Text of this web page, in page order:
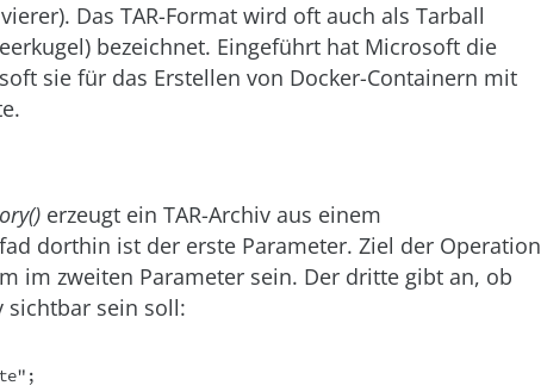
Das TAR-Format wird oft auch als Tarball
bezeichnet. Eingeführt hat Microsoft die
sie für das Erstellen von Docker-Containern mit
erzeugt ein TAR-Archiv aus einem
dorthin ist der erste Parameter. Ziel der Operation
im zweiten Parameter sein. Der dritte gibt an, ob
sichtbar sein soll: